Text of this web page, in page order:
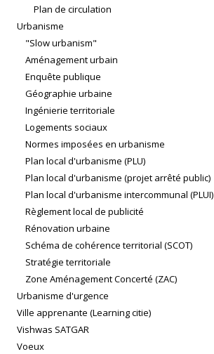
Plan de circulation
Urbanisme
"Slow urbanism"
Aménagement urbain
Enquête publique
Géographie urbaine
Ingénierie territoriale
Logements sociaux
Normes imposées en urbanisme
Plan local d'urbanisme (PLU)
Plan local d'urbanisme (projet arrêté public)
Plan local d'urbanisme intercommunal (PLUI)
Règlement local de publicité
Rénovation urbaine
Schéma de cohérence territorial (SCOT)
Stratégie territoriale
Zone Aménagement Concerté (ZAC)
Urbanisme d'urgence
Ville apprenante (Learning citie)
Vishwas SATGAR
Voeux